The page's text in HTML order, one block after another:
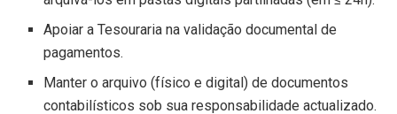
Apoiar a Tesouraria na validação documental de
pagamentos.
Manter o arquivo (físico e digital) de documentos
contabilísticos sob sua responsabilidade actualizado.